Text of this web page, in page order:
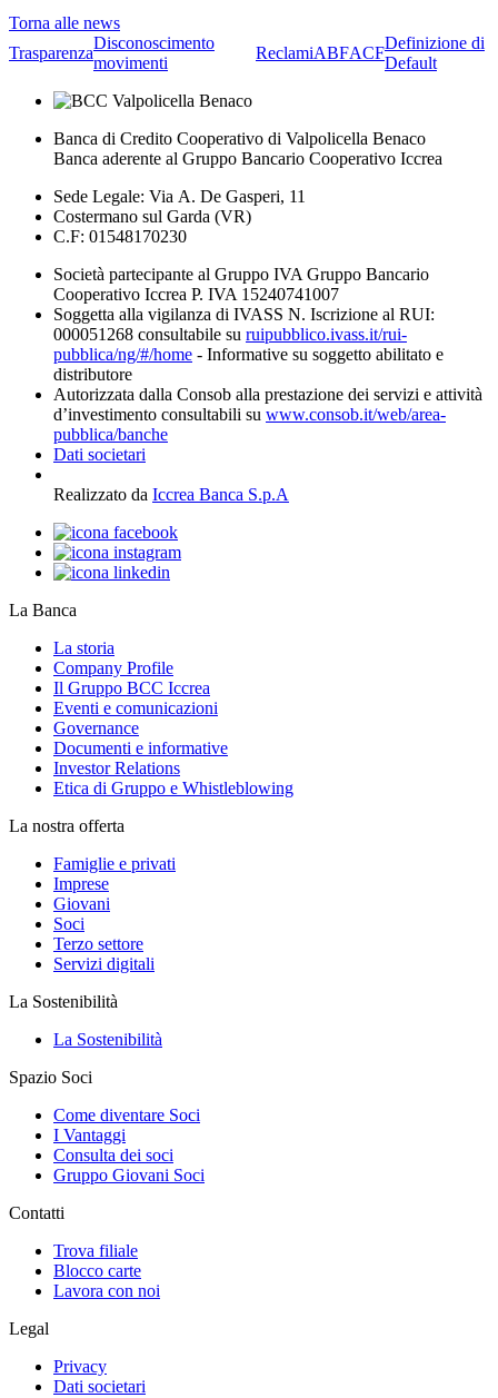
Torna alle news
Trasparenza
Disconoscimento
movimenti
ReclamiABFACF
Definizione di
Default
Banca di Credito Cooperativo di Valpolicella Benaco
Banca aderente al Gruppo Bancario Cooperativo Iccrea
Sede Legale: Via A. De Gasperi, 11
Costermano sul Garda (VR)
C.F: 01548170230
Società partecipante al Gruppo IVA Gruppo Bancario
Cooperativo Iccrea P. IVA 15240741007
Soggetta alla vigilanza di IVASS N. Iscrizione al RUI:
000051268 consultabile su ruipubblico.ivass.it/rui-
pubblica/ng/#/home - Informative su soggetto abilitato e
distributore
Autorizzata dalla Consob alla prestazione dei servizi e attività
d’investimento consultabili su www.consob.it/web/area-
pubblica/banche
Dati societari
Realizzato da Iccrea Banca S.p.A
La Banca
La storia
Company Profile
Il Gruppo BCC Iccrea
Eventi e comunicazioni
Governance
Documenti e informative
Investor Relations
Etica di Gruppo e Whistleblowing
La nostra offerta
Famiglie e privati
Imprese
Giovani
Soci
Terzo settore
Servizi digitali
La Sostenibilità
La Sostenibilità
Spazio Soci
Come diventare Soci
I Vantaggi
Consulta dei soci
Gruppo Giovani Soci
Contatti
Trova filiale
Blocco carte
Lavora con noi
Legal
Privacy
Dati societari